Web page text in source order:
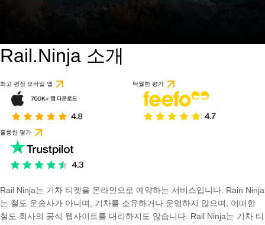
Rail.Ninja 소개
최고 평점 모바일 앱 탁월한 평가
훌륭한 평가
Rail Ninja는 기차 티켓을 온라인으로 예약하는 서비스입니다. Rain Ninja
는 철도 운송사가 아니며, 기차를 소유하거나 운영하지 않으며, 어떠한
철도 회사의 공식 웹사이트를 대리하지도 않습니다. Rail Ninja는 기차 티